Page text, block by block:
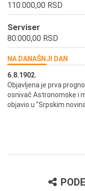
110.000,00 RSD
Serviser
80.000,00 RSD
NA DANAŠNJI DAN
6.8.1902.
Objavljena je prva
osnivač Astronomske i
objavio u "Srpskim